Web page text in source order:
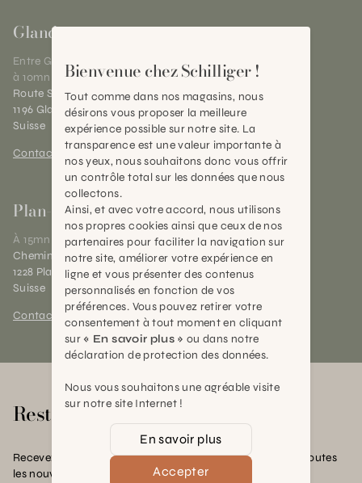
Gland
Entre Genève et Lausanne,
à 10mn de Nyon
Route Suisse 40
1196 Gland (VD)
Suisse
Contact et horaires
Plan-les-Ouates
À 15mn du centre de Genève
Chemin des Charrotons 25
1228 Plan-les-Ouates (GE)
Suisse
Contact et horaires
Rester en contact
Recevez nos offres exclusives, nos conseils pratiques et toutes
les nouvelles Schilliger
Bienvenue chez Schilliger !
Tout comme dans nos magasins, nous
désirons vous proposer la meilleure
expérience possible sur notre site. La
transparence est une valeur importante à
nos yeux, nous souhaitons donc vous offrir
un contrôle total sur les données que nous
collectons.
Ainsi, et avec votre accord, nous utilisons
nos propres cookies ainsi que ceux de nos
partenaires pour faciliter la navigation sur
notre site, améliorer votre expérience en
ligne et vous présenter des contenus
personnalisés en fonction de vos
préférences. Vous pouvez retirer votre
consentement à tout moment en cliquant
sur « En savoir plus » ou dans notre
déclaration de protection des données.
Nous vous souhaitons une agréable visite
sur notre site Internet !
En savoir plus
Accepter